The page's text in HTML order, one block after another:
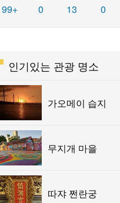
따쟈 전쩐란궁
따쉬에산 삼림유원지
루스이 예배당
99+ 0 13 0
인기있는 관광 명소
가오메이 습지
무지개 마을
따쟈 쩐란궁